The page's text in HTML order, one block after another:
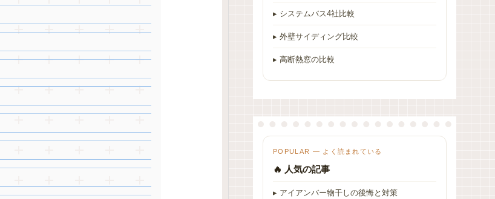
▸ システムバス4社比較
▸ 外壁サイディング比較
▸ 高断熱窓の比較
POPULAR — よく読まれている
🔥 人気の記事
▸ アイアンバー物干しの後悔と対策